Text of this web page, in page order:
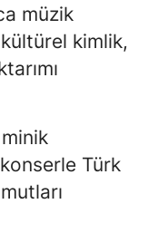
Tokat
Trabzon
Uşak
Van
müzik
kimlik,
Türk